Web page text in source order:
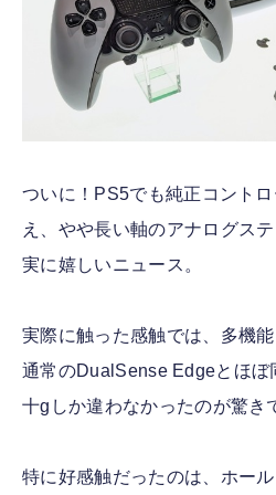
ついに！PS5でも純正コント
え、やや長い軸のアナログス
実に嬉しいニュース。
実際に触った感触では、多機
通常のDualSense Edgeとほぼ
十gしか違わなかったのが驚き
特に好感触だったのは、ホー